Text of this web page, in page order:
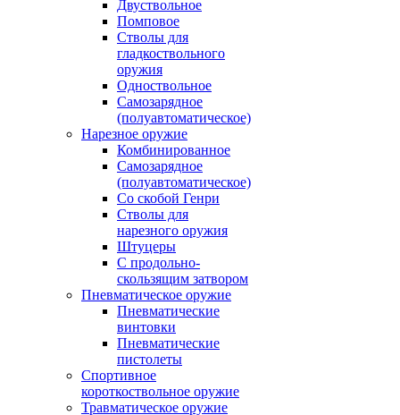
Двуствольное
Помповое
Стволы для
гладкоствольного
оружия
Одноствольное
Самозарядное
(полуавтоматическое)
Нарезное оружие
Комбинированное
Самозарядное
(полуавтоматическое)
Со скобой Генри
Стволы для
нарезного оружия
Штуцеры
С продольно-
скользящим затвором
Пневматическое оружие
Пневматические
винтовки
Пневматические
пистолеты
Спортивное
короткоствольное оружие
Травматическое оружие